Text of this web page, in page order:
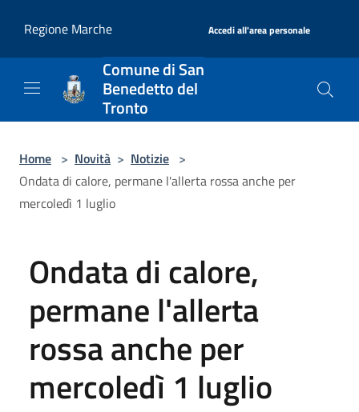
Regione Marche
Accedi all'area personale
Comune di San
Benedetto del
Tronto
Home > Novità > Notizie >
Ondata di calore, permane l'allerta rossa anche per
mercoledì 1 luglio
Ondata di calore,
permane l'allerta
rossa anche per
mercoledì 1 luglio